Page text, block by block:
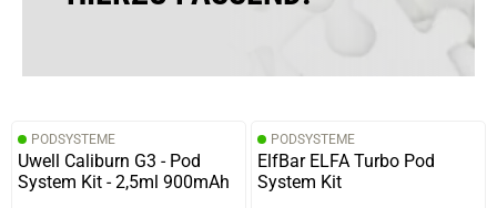
PODSYSTEME
Uwell Caliburn G3 - Pod
System Kit - 2,5ml 900mAh
PODSYSTEME
ElfBar ELFA Turbo Pod
System Kit